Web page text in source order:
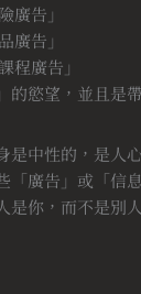
廣告」
廣告」
程廣告」
慾望，並且是
是中性的，是人
廣告」或「信
你，而不是別